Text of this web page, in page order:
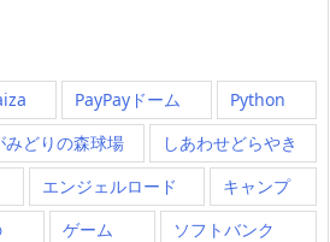
PayPayドーム
Python
みどりの森球場
しあわせどらやき
エンジェルロード
キャンプ
ゲーム
ソフトバンク